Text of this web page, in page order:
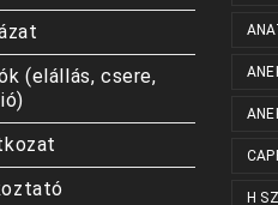
(elállás, csere,
H